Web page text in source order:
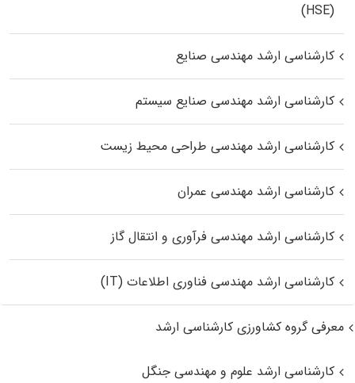
(HSE)
کارشناسی ارشد مهندسی صنایع
کارشناسی ارشد مهندسی صنایع سیستم
کارشناسی ارشد مهندسی طراحی محیط زیست
کارشناسی ارشد مهندسی عمران
کارشناسی ارشد مهندسی فرآوری و انتقال گاز
کارشناسی ارشد مهندسی فناوری اطلاعات (IT)
معرفی گروه کشاورزی کارشناسی ارشد
کارشناسی ارشد علوم و مهندسی جنگل